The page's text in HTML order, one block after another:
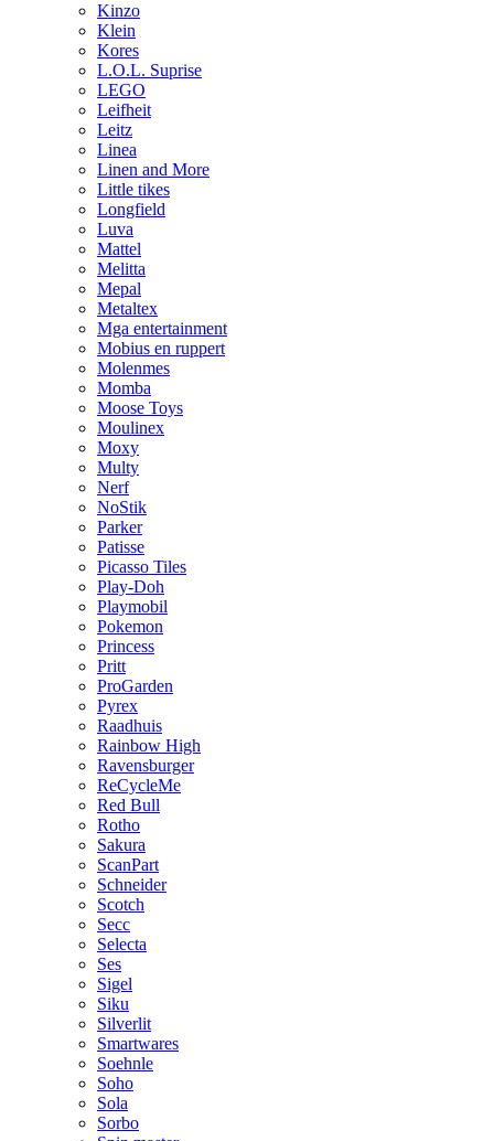
Kinzo
Klein
Kores
L.O.L. Suprise
LEGO
Leifheit
Leitz
Linea
Linen and More
Little tikes
Longfield
Luva
Mattel
Melitta
Mepal
Metaltex
Mga entertainment
Mobius en ruppert
Molenmes
Momba
Moose Toys
Moulinex
Moxy
Multy
Nerf
NoStik
Parker
Patisse
Picasso Tiles
Play-Doh
Playmobil
Pokemon
Princess
Pritt
ProGarden
Pyrex
Raadhuis
Rainbow High
Ravensburger
ReCycleMe
Red Bull
Rotho
Sakura
ScanPart
Schneider
Scotch
Secc
Selecta
Ses
Sigel
Siku
Silverlit
Smartwares
Soehnle
Soho
Sola
Sorbo